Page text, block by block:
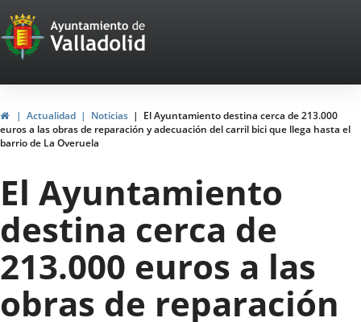
Portal
Web
del
Ayuntamiento
de
Valladolid
InicioActualidad Noticias
El Ayuntamiento destina cerca de 213.000
euros a las obras de reparación y adecuación del carril bici que llega hasta el
barrio de La Overuela
El Ayuntamiento
destina cerca de
213.000 euros a las
obras de reparación